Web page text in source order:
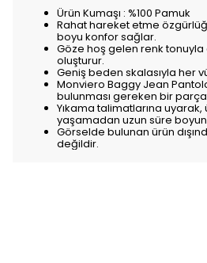
Ürün Kumaşı : %100 Pamuk
Rahat hareket etme
boyu konfor sağlar.
Göze hoş gelen renk
oluşturur.
Geniş beden skalasıyla her
Monviero Baggy Jean
bulunması gereken bir
Yıkama talimatlarına
yaşamadan uzun süre
Görselde bulunan ürün
değildir.